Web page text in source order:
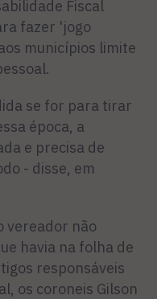
Fiscal
fazer 'jogo
municípios limite
se for para tirar
época, a
e precisa de
- disse, em
vereador não
havia na folha de
responsáveis
os coroneis Gilson